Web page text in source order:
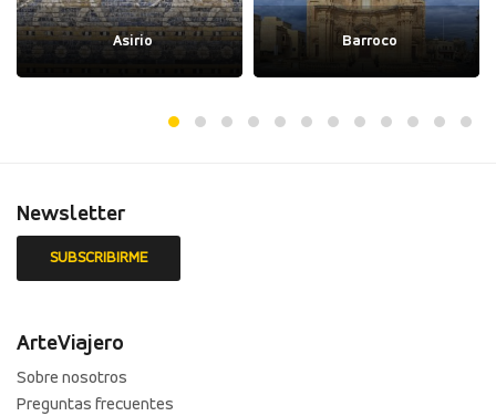
Asirio Barroco
Newsletter
ArteViajero
Sobre nosotros
Preguntas frecuentes